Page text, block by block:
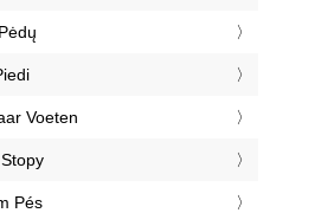
Voeten
Pés